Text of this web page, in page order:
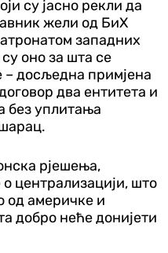
су јасно рекли да
жели од БиХ
западних
оно за шта се
досљедна примјена
два ентитета и
без уплитања
рјешења,
централизацији, што
од америчке и
добро неће донијети